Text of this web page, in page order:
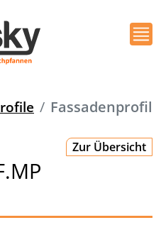
Fassadenprofil
Zur Übersicht